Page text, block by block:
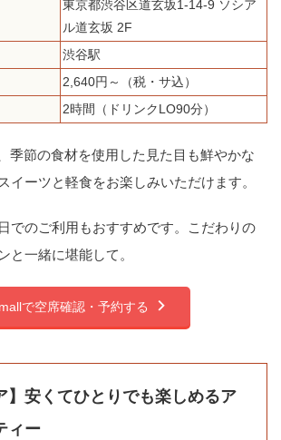
東京都渋谷区道玄坂1-14-9 ソシア
ル道玄坂 2F
渋谷駅
2,640円～（税・サ込）
2時間（ドリンクLO90分）
季節の食材を使用した見た目も鮮やかな
イーツと軽食をお楽しみいただけます。
でのご利用もおすすめです。こだわりの
と一緒に堪能して。
で空席確認・予約する
】安くてひとりでも楽しめるア
ィー